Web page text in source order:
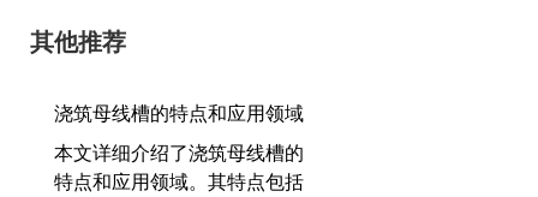
其他推荐
浇筑母线槽的特点和应用领域
本文详细介绍了浇筑母线槽的
特点和应用领域。其特点包括